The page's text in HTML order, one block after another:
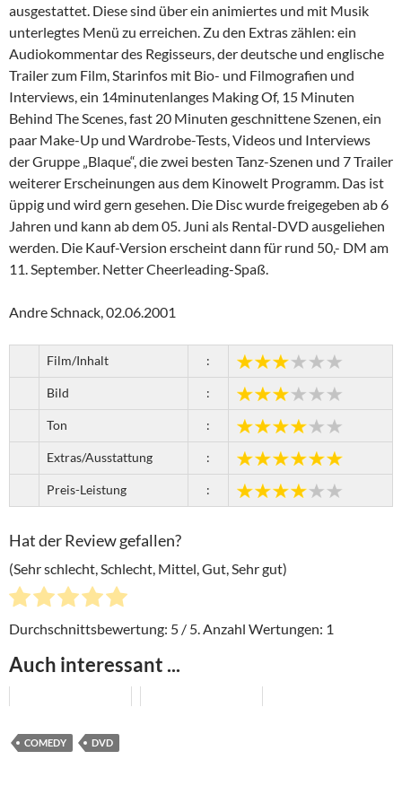
ausgestattet. Diese sind über ein animiertes und mit Musik
unterlegtes Menü zu erreichen. Zu den Extras zählen: ein
Audiokommentar des Regisseurs, der deutsche und englische
Trailer zum Film, Starinfos mit Bio- und Filmografien und
Interviews, ein 14minutenlanges Making Of, 15 Minuten
Behind The Scenes, fast 20 Minuten geschnittene Szenen, ein
paar Make-Up und Wardrobe-Tests, Videos und Interviews
der Gruppe „Blaque“, die zwei besten Tanz-Szenen und 7 Trailer
weiterer Erscheinungen aus dem Kinowelt Programm. Das ist
üppig und wird gern gesehen. Die Disc wurde freigegeben ab 6
Jahren und kann ab dem 05. Juni als Rental-DVD ausgeliehen
werden. Die Kauf-Version erscheint dann für rund 50,- DM am
11. September. Netter Cheerleading-Spaß.
Andre Schnack, 02.06.2001
Film/Inhalt :
Bild :
Ton :
Extras/Ausstattung :
Preis-Leistung :
Hat der Review gefallen?
(Sehr schlecht, Schlecht, Mittel, Gut, Sehr gut)
Durchschnittsbewertung: 5 / 5. Anzahl Wertungen: 1
Auch interessant ...
COMEDY DVD